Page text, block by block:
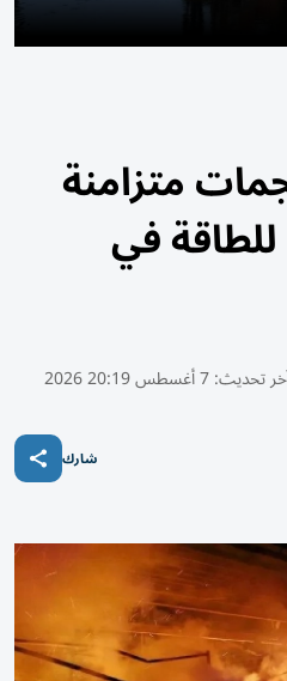
متزامنة
للطاقة في
تحديث:7 أغسطس 20:19 2026
شارك